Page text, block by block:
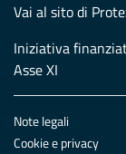
Vai al sito di
Iniziativa
Asse XI
Note legali
Cookie e privacy